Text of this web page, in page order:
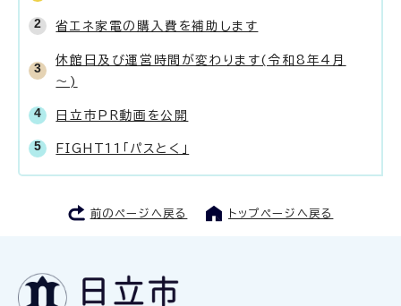
省エネ家電の購入費を補助します
休館日及び運営時間が変わります(令和8年4月
～)
日立市PR動画を公開
FIGHT11「パスとく」
前のページへ戻る トップページへ戻る